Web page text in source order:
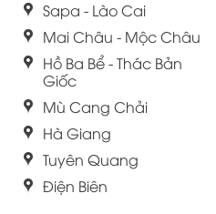
Sapa - Lào Cai
Mai Châu - Mộc Châu
Hồ Ba Bể - Thác Bản
Giốc
Mù Cang Chải
Hà Giang
Tuyên Quang
Điện Biên